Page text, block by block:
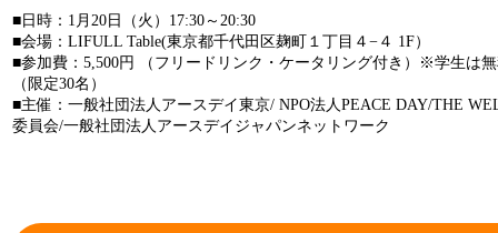
■日時：1月20日（火）17:30～20:30
■会場：LIFULL Table(東京都千代田区麹町１丁目４−４ 1F）
■参加費：5,500円 （フリードリンク・ケータリング付き）
※学生は無
（限定30名）
■主催： 一般社団法人アースデイ東京/ NPO法人PEACE DAY/THE
委員会/一般社団法人アースデイジャパンネットワーク